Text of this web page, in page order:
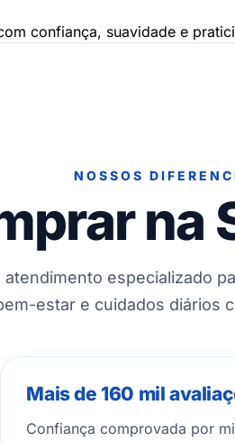
confiança, suavidade e
NOSSOS
na
atendimento especializado
estar e cuidados diários
Mais de 160 mil
Confiança comprovada por